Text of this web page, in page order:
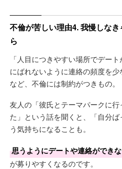
不倫が苦しい理由4. 我慢しな
ら
「人目につきやすい場所でデー
にばれないように連絡の頻度を少
など、不倫には制約がつきもの。
友人の「彼氏とテーマパークに
た」という話を聞くと、「自分
う気持ちになることも。
思うようにデートや連絡ができ
が募りやすくなるのです。